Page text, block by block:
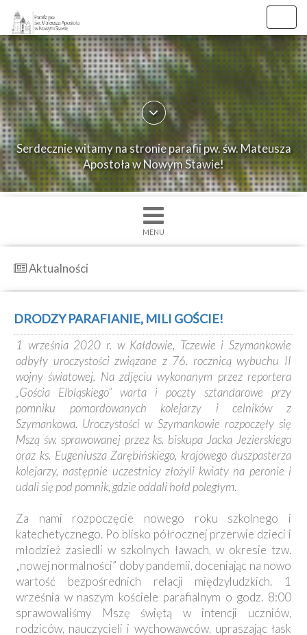
×
Strona
główna
O
parafii
Ogłoszenia
św.
Nabożenstwa
Kancelaria
Galeria
Dekanat
Nowy
Staw
Kapituła
Kolegiacka
Duszpasterze
Polecane
strony
Ochrona
Małoletnich
Serdecznie witamy na stronie parafii pw. św. Mateusza
Apostoła w Nowym Stawie!
MENU
Aktualności
DRODZY PARAFIANIE, MILI GOŚCIE!
1 września 2020 r. w Kałdowie, Tczewie i Szymankowie
odbyły uroczystości związane z 76. rocznicą wybuchu II
wojny światowej. Na zdjęciu wykonanym przez reportera
„Gościa Elbląskiego” warta i poczty sztandarowe przy
pomniku pomordowanych kolejarzy i celników z
Szymankowa. Uroczystości w Szymankowie rozpoczęły się
Mszą św. sprawowanej przez ks. biskupa Jacka Jezierskiego
oraz ks. Eugeniusza Zarębińskiego, krajowego duszpasterza
kolejarzy, następnie uczestnicy złożyli kwiaty na peronie i
udali się pod pomnik, gdzie oddali hołd poległym.
Za nami rozpoczęcie nowego roku szkolnego i
katechetycznego. Po blisko półrocznej przerwie dzieci i
młodzież zasiedli w szkolnych ławach, w okresie tzw.
„nowej normalności” doby pandemii, doceniając na nowo
wartość bezpośrednich relacji międzyludzkich. 1
września w naszym kościele parafialnym o godz. 8:00
sprawowaliśmy Mszę świętą w intencji uczniów,
rodziców, nauczycieli i wychowawców, upraszając łask